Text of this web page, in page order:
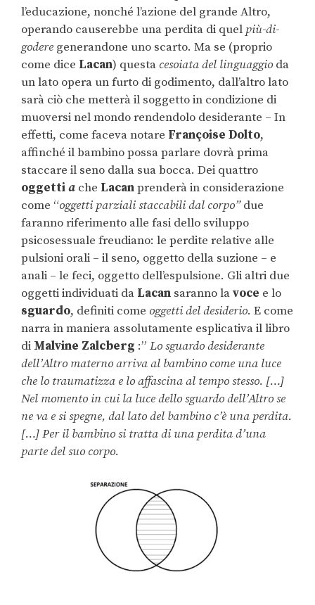
l’educazione, nonché l’azione del grande Altro,
operando causerebbe una perdita di quel più-di-
godere generandone uno scarto. Ma se (proprio
come dice Lacan) questa cesoiata del linguaggio da
un lato opera un furto di godimento, dall’altro lato
sarà ciò che metterà il soggetto in condizione di
muoversi nel mondo rendendolo desiderante – In
effetti, come faceva notare Françoise Dolto,
affinché il bambino possa parlare dovrà prima
staccare il seno dalla sua bocca. Dei quattro
oggettia che Lacanprenderà in considerazione
come “oggetti parziali staccabili dal corpo”due
faranno riferimento alle fasi dello sviluppo
psicosessuale freudiano: le perdite relative alle
pulsioni orali – il seno, oggetto della suzione – e
anali – le feci, oggetto dell’espulsione. Gli altri due
oggetti individuati da Lacan saranno lavoce e lo
sguardo, definiti come oggetti del desiderio. E come
narra in maniera assolutamente esplicativa il libro
di Malvine Zalcberg :” Lo sguardo desiderante
dell’Altro materno arriva al bambino come una luce
che lo traumatizza e lo affascina al tempo stesso. […]
Nel momento in cui la luce dello sguardo dell’Altro se
ne va e si spegne, dal lato del bambino c’è una perdita.
[…] Per il bambino si tratta di una perdita d’una
parte del suo corpo.